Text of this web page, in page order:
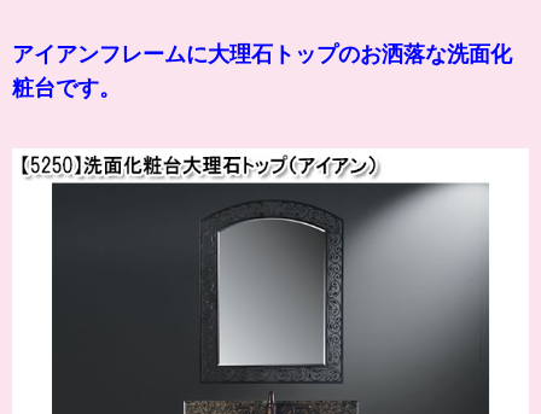
アイアンフレームに大理石トップのお洒落な洗面化
粧台です。